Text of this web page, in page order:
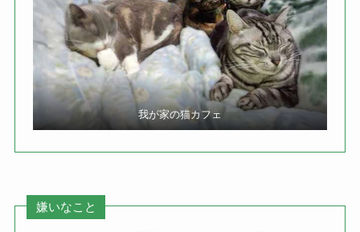
我が家の猫カフェ
嫌いなこと